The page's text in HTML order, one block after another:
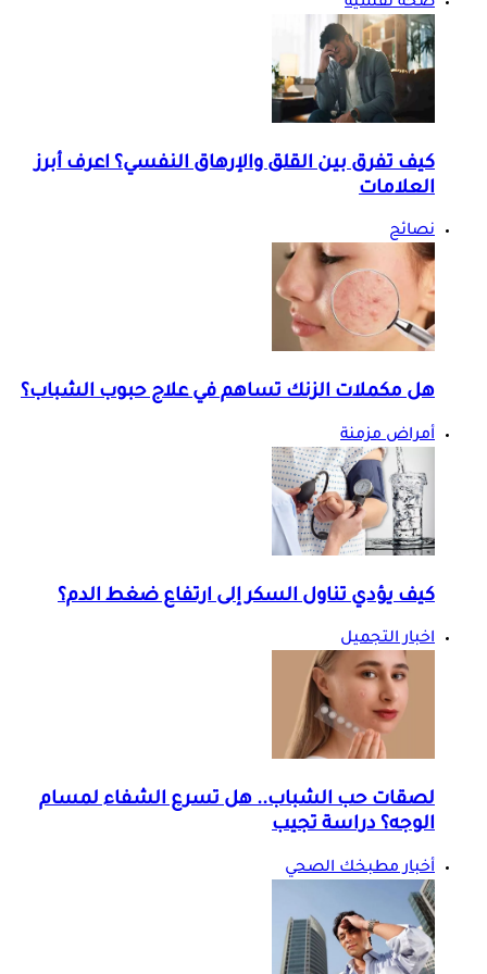
كيف تفرق بين القلق والإرهاق النفسي؟ اعرف أبرز
العلامات
نصائح
هل مكملات الزنك تساهم في علاج حبوب الشباب؟
أمراض مزمنة
كيف يؤدي تناول السكر إلى ارتفاع ضغط الدم؟
اخبار التجميل
لصقات حب الشباب.. هل تسرع الشفاء لمسام
الوجه؟ دراسة تجيب
أخبار مطبخك الصحي